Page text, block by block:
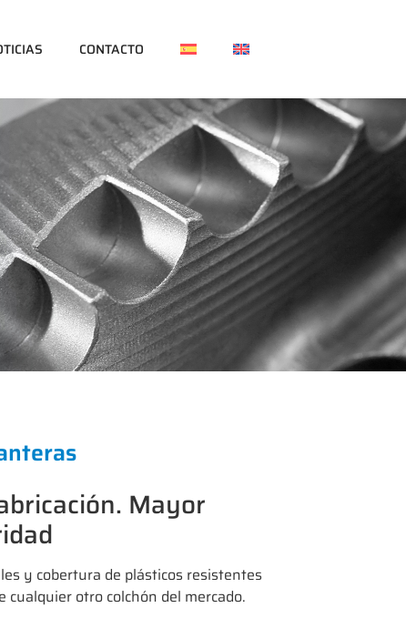
CONTACTO
Mayor
y cobertura de plásticos resistentes
otro colchón del mercado.